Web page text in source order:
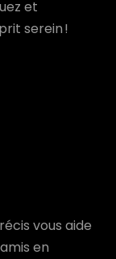
et
serein !
vous aide
en